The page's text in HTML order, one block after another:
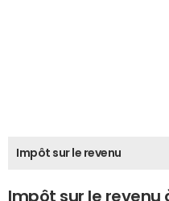
Impôt sur le revenu
Impôt sur le revenu